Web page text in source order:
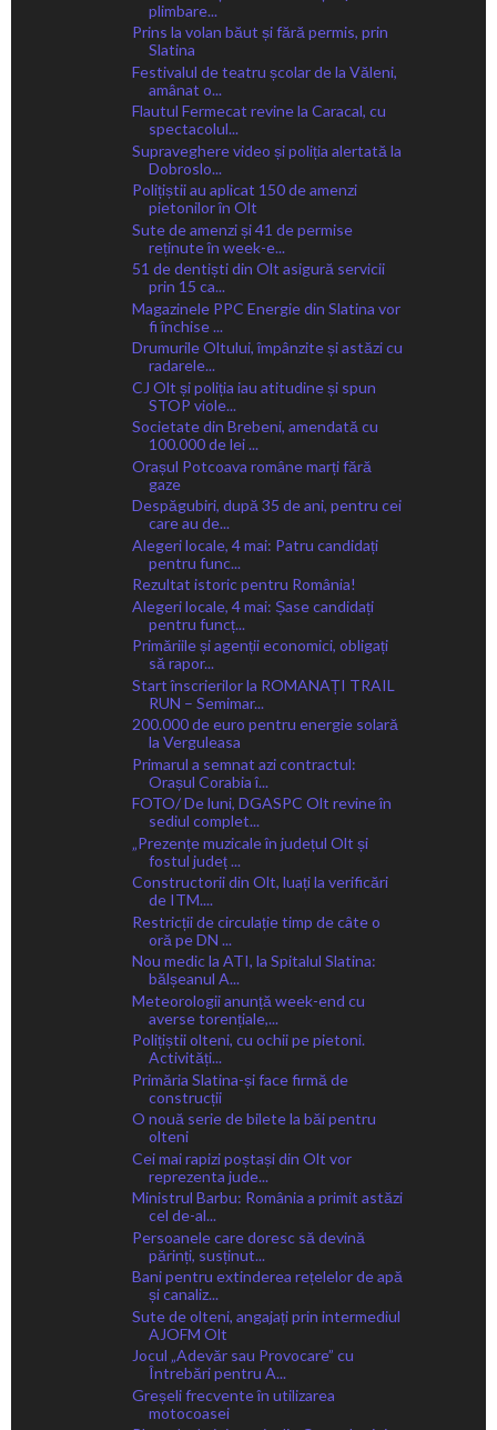
plimbare...
Prins la volan băut și fără permis, prin
Slatina
Festivalul de teatru școlar de la Văleni,
amânat o...
Flautul Fermecat revine la Caracal, cu
spectacolul...
Supraveghere video și poliția alertată la
Dobroslo...
Polițiștii au aplicat 150 de amenzi
pietonilor în Olt
Sute de amenzi și 41 de permise
reținute în week-e...
51 de dentiști din Olt asigură servicii
prin 15 ca...
Magazinele PPC Energie din Slatina vor
fi închise ...
Drumurile Oltului, împânzite și astăzi cu
radarele...
CJ Olt și poliția iau atitudine și spun
STOP viole...
Societate din Brebeni, amendată cu
100.000 de lei ...
Orașul Potcoava române marți fără
gaze
Despăgubiri, după 35 de ani, pentru cei
care au de...
Alegeri locale, 4 mai: Patru candidați
pentru func...
Rezultat istoric pentru România!
Alegeri locale, 4 mai: Șase candidați
pentru funcț...
Primăriile și agenții economici, obligați
să rapor...
Start înscrierilor la ROMANAȚI TRAIL
RUN – Semimar...
200.000 de euro pentru energie solară
la Verguleasa
Primarul a semnat azi contractul:
Orașul Corabia î...
FOTO/ De luni, DGASPC Olt revine în
sediul complet...
„Prezențe muzicale în județul Olt și
fostul județ ...
Constructorii din Olt, luați la verificări
de ITM....
Restricții de circulație timp de câte o
oră pe DN ...
Nou medic la ATI, la Spitalul Slatina:
bălșeanul A...
Meteorologii anunță week-end cu
averse torențiale,...
Polițiștii olteni, cu ochii pe pietoni.
Activități...
Primăria Slatina-și face firmă de
construcții
O nouă serie de bilete la băi pentru
olteni
Cei mai rapizi poștași din Olt vor
reprezenta jude...
Ministrul Barbu: România a primit astăzi
cel de-al...
Persoanele care doresc să devină
părinți, susținut...
Bani pentru extinderea rețelelor de apă
și canaliz...
Sute de olteni, angajați prin intermediul
AJOFM Olt
Jocul „Adevăr sau Provocare” cu
Întrebări pentru A...
Greșeli frecvente în utilizarea
motocoasei